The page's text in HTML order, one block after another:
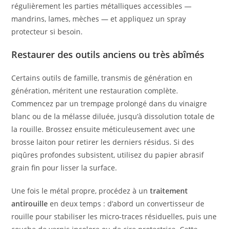
régulièrement les parties métalliques accessibles —
mandrins, lames, mèches — et appliquez un spray
protecteur si besoin.
Restaurer des outils anciens ou très abîmés
Certains outils de famille, transmis de génération en
génération, méritent une restauration complète.
Commencez par un trempage prolongé dans du vinaigre
blanc ou de la mélasse diluée, jusqu’à dissolution totale de
la rouille. Brossez ensuite méticuleusement avec une
brosse laiton pour retirer les derniers résidus. Si des
piqûres profondes subsistent, utilisez du papier abrasif
grain fin pour lisser la surface.
Une fois le métal propre, procédez à untraitement
antirouille en deux temps : d’abord un convertisseur de
rouille pour stabiliser les micro-traces résiduelles, puis une